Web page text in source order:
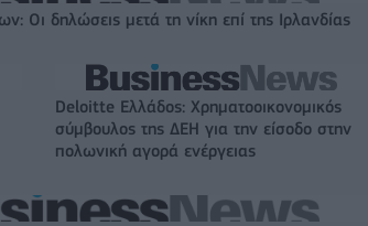
Οι δηλώσεις μετά τη νίκη επί της Ιρλανδίας
Deloitte Ελλάδος: Χρηματοοικονομικός
σύμβουλος της ΔΕΗ για την είσοδο στην
πολωνική αγορά ενέργειας